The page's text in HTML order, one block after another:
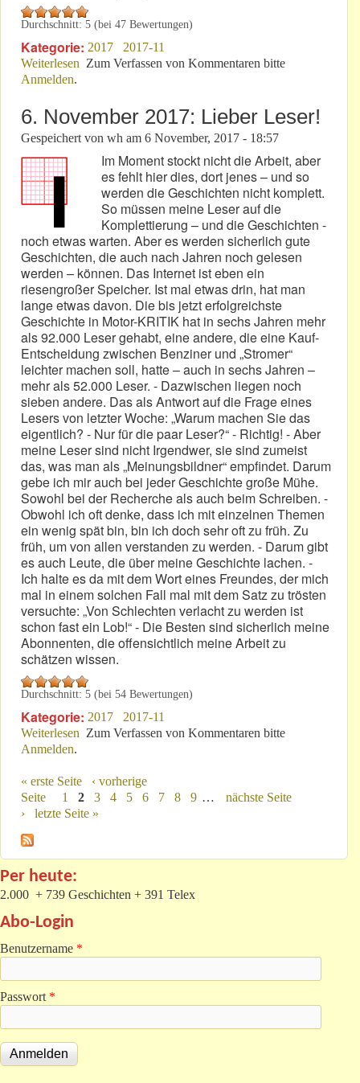
Durchschnitt: 5 (bei 47 Bewertungen)
Kategorie: 2017
2017-11
Weiterlesen über Diesel-Affäre: Ohne Risiko aus der Restwertfalle!
Zum Verfassen von Kommentaren bitte
Anmelden.
6. November 2017: Lieber Leser!
Gespeichert von wh am 6 November, 2017 - 18:57
Im Moment stockt nicht die Arbeit, aber
es fehlt hier dies, dort jenes – und so
werden die Geschichten nicht komplett.
So müssen meine Leser auf die
Komplettierung – und die Geschichten -
noch etwas warten. Aber es werden sicherlich gute
Geschichten, die auch nach Jahren noch gelesen
werden – können. Das Internet ist eben ein
riesengroßer Speicher. Ist mal etwas drin, hat man
lange etwas davon. Die bis jetzt erfolgreichste
Geschichte in Motor-KRITIK hat in sechs Jahren mehr
als 92.000 Leser gehabt, eine andere, die eine Kauf-
Entscheidung zwischen Benziner und „Stromer“
leichter machen soll, hatte – auch in sechs Jahren –
mehr als 52.000 Leser. - Dazwischen liegen noch
sieben andere. Das als Antwort auf die Frage eines
Lesers von letzter Woche: „Warum machen Sie das
eigentlich? - Nur für die paar Leser?“ - Richtig! - Aber
meine Leser sind nicht Irgendwer, sie sind zumeist
das, was man als „Meinungsbildner“ empfindet. Darum
gebe ich mir auch bei jeder Geschichte große Mühe.
Sowohl bei der Recherche als auch beim Schreiben. -
Obwohl ich oft denke, dass ich mit einzelnen Themen
ein wenig spät bin, bin ich doch sehr oft zu früh. Zu
früh, um von allen verstanden zu werden. - Darum gibt
es auch Leute, die über meine Geschichte lachen. -
Ich halte es da mit dem Wort eines Freundes, der mich
mal in einem solchen Fall mal mit dem Satz zu trösten
versuchte: „Von Schlechten verlacht zu werden ist
schon fast ein Lob!“ - Die Besten sind sicherlich meine
Abonnenten, die offensichtlich meine Arbeit zu
schätzen wissen.
Durchschnitt: 5 (bei 54 Bewertungen)
Kategorie: 2017
2017-11
Weiterlesen über 6. November 2017: Lieber Leser!
Zum Verfassen von Kommentaren bitte
Anmelden.
Seiten
« erste Seite
‹ vorherige
Seite
1 2 3 4 5 6 7 8 9 …
nächste Seite
›
letzte Seite »
Per heute:
2.000 + 739 Geschichten + 391 Telex
Abo-Login
Benutzername *
Passwort *